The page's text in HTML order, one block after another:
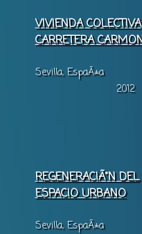
VIVIENDA COLECTIVA
CARRETERA
Sevilla, EspaÃ±a
2012
REGENERACIÃ“N DEL
ESPACIO URBANO
Sevilla, EspaÃ±a